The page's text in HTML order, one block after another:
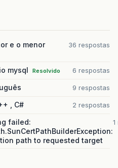
e o menor 36 respostas
mysql Resolvido 6 respostas
9 respostas
, C# 2 respostas
failed:
path to requested target